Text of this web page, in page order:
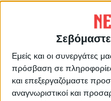
Σεβόμαστε
Εμείς και οι συνεργάτες
πρόσβαση σε
και επεξεργαζόμαστε
αναγνωριστικοί και
Η Αρχαιότερη
ΠΑΡΟΜΟΙΑ ΑΡΘΡΑ